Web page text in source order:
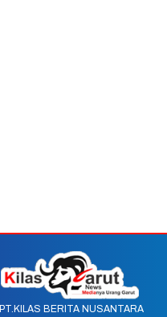
PT.KILAS BERITA NUSANTARA